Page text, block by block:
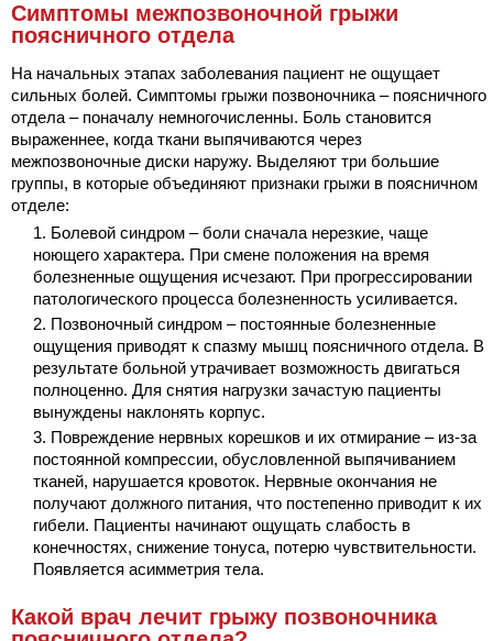
Симптомы межпозвоночной грыжи
поясничного отдела
На начальных этапах заболевания пациент не ощущает
сильных болей. Симптомы грыжи позвоночника – поясничного
отдела – поначалу немногочисленны. Боль становится
выраженнее, когда ткани выпячиваются через
межпозвоночные диски наружу. Выделяют три большие
группы, в которые объединяют признаки грыжи в поясничном
отделе:
Болевой синдром – боли сначала нерезкие, чаще
ноющего характера. При смене положения на время
болезненные ощущения исчезают. При прогрессировании
патологического процесса болезненность усиливается.
Позвоночный синдром – постоянные болезненные
ощущения приводят к спазму мышц поясничного отдела. В
результате больной утрачивает возможность двигаться
полноценно. Для снятия нагрузки зачастую пациенты
вынуждены наклонять корпус.
Повреждение нервных корешков и их отмирание – из-за
постоянной компрессии, обусловленной выпячиванием
тканей, нарушается кровоток. Нервные окончания не
получают должного питания, что постепенно приводит к их
гибели. Пациенты начинают ощущать слабость в
конечностях, снижение тонуса, потерю чувствительности.
Появляется асимметрия тела.
Какой врач лечит грыжу позвоночника